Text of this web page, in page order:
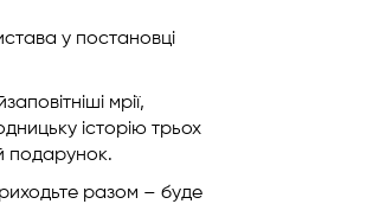
у постановці
мрії,
історію трьох
подарунок.
разом – буде